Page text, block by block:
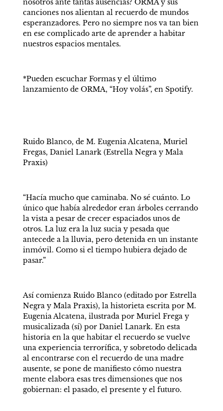
nosotros ante tantas ausencias? ORMA y sus
canciones nos alientan al recuerdo de mundos
esperanzadores. Pero no siempre nos va tan bien
en ese complicado arte de aprender a habitar
nuestros espacios mentales.
*Pueden escuchar Formas y el último
lanzamiento de ORMA, “Hoy volás”, en Spotify.
Ruido Blanco, de M. Eugenia Alcatena, Muriel
Fregas, Daniel Lanark (Estrella Negra y Mala
Praxis)
“Hacía mucho que caminaba. No sé cuánto. Lo
único que había alrededor eran árboles cerrando
la vista a pesar de crecer espaciados unos de
otros. La luz era la luz sucia y pesada que
antecede a la lluvia, pero detenida en un instante
inmóvil. Como si el tiempo hubiera dejado de
pasar.”
Así comienza Ruido Blanco (editado por Estrella
Negra y Mala Praxis), la historieta escrita por M.
Eugenia Alcatena, ilustrada por Muriel Frega y
musicalizada (sí) por Daniel Lanark. En esta
historia en la que habitar el recuerdo se vuelve
una experiencia terrorífica, y sobretodo delicada
al encontrarse con el recuerdo de una madre
ausente, se pone de manifiesto cómo nuestra
mente elabora esas tres dimensiones que nos
gobiernan: el pasado, el presente y el futuro.